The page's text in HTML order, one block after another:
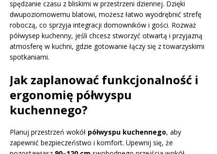
spędzanie czasu z bliskimi w przestrzeni dziennej. Dzięki
dwupoziomowemu blatowi, możesz łatwo wyodrębnić strefę
roboczą, co sprzyja integracji domowników i gości. Rozważ
półwysep kuchenny, jeśli chcesz stworzyć otwartą i przyjazną
atmosferę w kuchni, gdzie gotowanie łączy się z towarzyskimi
spotkaniami.
Jak zaplanować funkcjonalność i
ergonomię półwyspu
kuchennego?
Planuj przestrzeń wokół półwyspu kuchennego, aby
zapewnić bezpieczeństwo i komfort. Upewnij się, że